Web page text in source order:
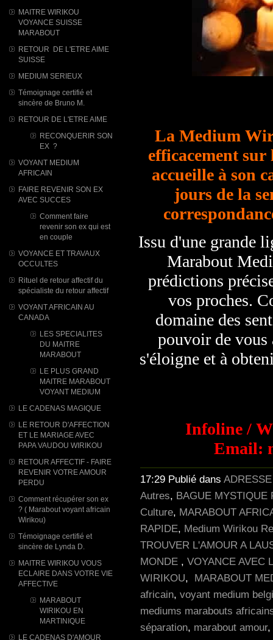
MAITRE WIRIKOU
VOYANCE SUISSE
MARABOUT
RETOUR DE L'ETRE AIME
SUISSE
MEDIUM SERIEUX
Témoignage certifié et
sincère de Bruno M.
RETOUR DE L'ETRE AIME
RECONQUERIR SON
EX ?
VOYANT MEDIUM
AFRICAIN
FAIRE REVENIR SON EX
AVEC SUCCES
Comment faire
revenir son ex qui est
en couple
VOYANCE ET TRAVAUX
OCCULTES
Rituel de retour affectif du
spécialiste du retour affectif
VOYANT AFRICAIN AU
CANADA
LES SPECIALITES
DU MAITRE
MARABOUT
LE PLUS GRAND
MAITRE MARABOUT
VOYANT MEDIUM
LE CADENAS MAGIQUE
LE RETOUR D'AFFECTION
ET LE MARIAGE AVEC
PAPA VAUDOU WIRIKOU
RETOUR AFFECTIF - FAIRE
REVENIR VOTRE AMOUR
PERDU
Comment récupérer son ex
? ( Marabout voyant africain
Wirikou)
Témoignage certifié et
sincère de Lynda D.
MAITRE WIRIKOU VOUS
ECLAIRE DANS VOTRE VIE
AFFECTIVE
MARABOUT
WIRIKOU ​EN
MARTINIQUE
LE CADENAS D'AMOUR
La Medium
efficacement
accueille à son
jours de la
Issu d'une grande
Marabout
prédictions
vos proches.
domaine des
pouvoir de vous
s'éloigne et à
Infoline /
Email:
17:29 Publié dans
Autres, BAGUE MYSTIQUE
Culture, MARABOUT
RAPIDE, Medium Wirikou
TROUVER L'AMOUR A
MONDE , VOYANCE AVEC
WIRIKOU, MARABOUT
africain, voyant medium
mediums marabouts
séparation, marabout amour,